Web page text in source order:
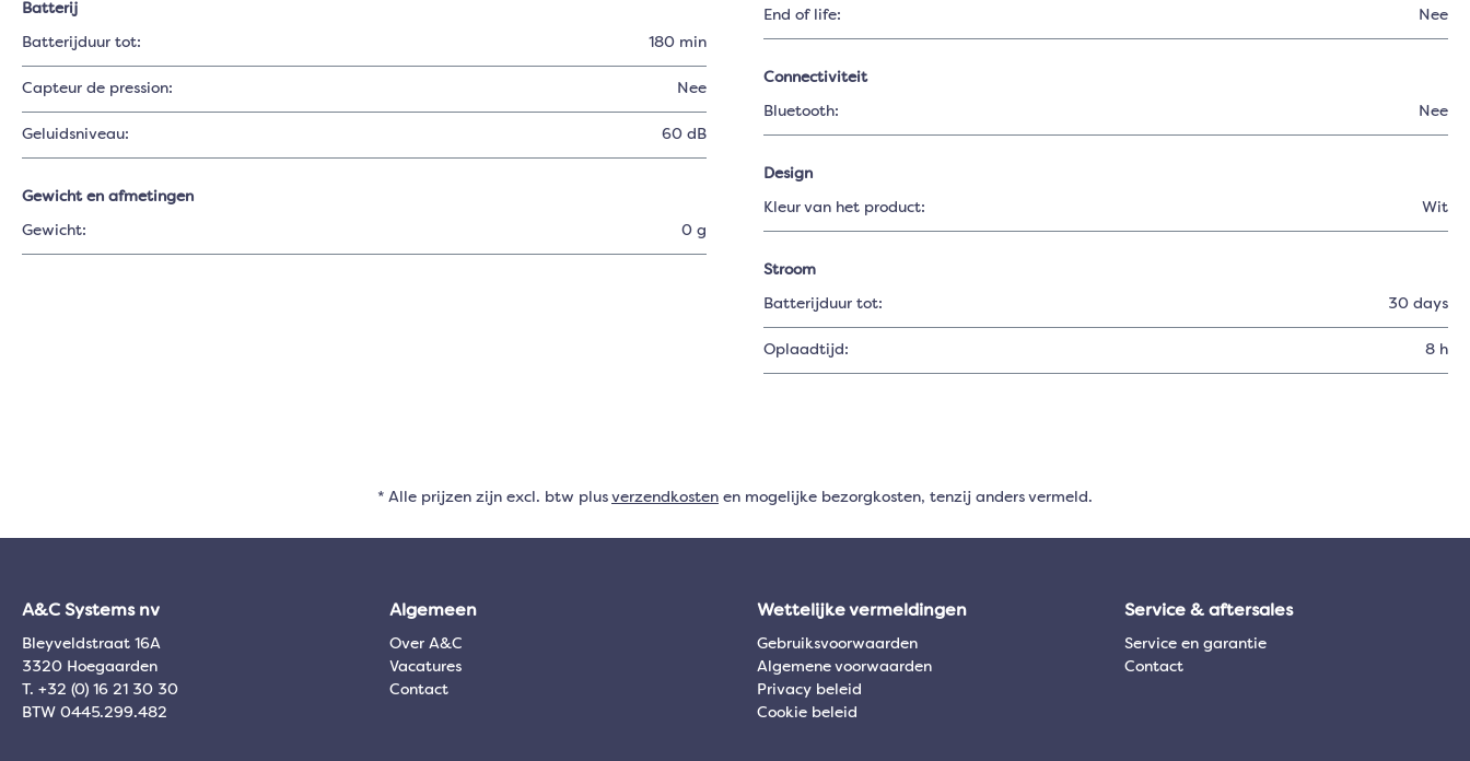
End of life: Nee
Batterij
Batterijduur tot: 180 min
Capteur de pression: Nee
Geluidsniveau: 60 dB
Connectiviteit
Bluetooth: Nee
Design
Kleur van het product: Wit
Gewicht en afmetingen
Gewicht: 0 g
Stroom
Batterijduur tot: 30 days
Oplaadtijd: 8 h
* Alle prijzen zijn excl. btw plus verzendkosten en mogelijke bezorgkosten, tenzij anders vermeld.
A&C Systems nv
Bleyveldstraat 16A
3320 Hoegaarden
T. +32 (0) 16 21 30 30
BTW 0445.299.482
Algemeen
Over A&C
Vacatures
Contact
Wettelijke vermeldingen
Gebruiksvoorwaarden
Algemene voorwaarden
Privacy beleid
Cookie beleid
Service & aftersales
Service en garantie
Contact